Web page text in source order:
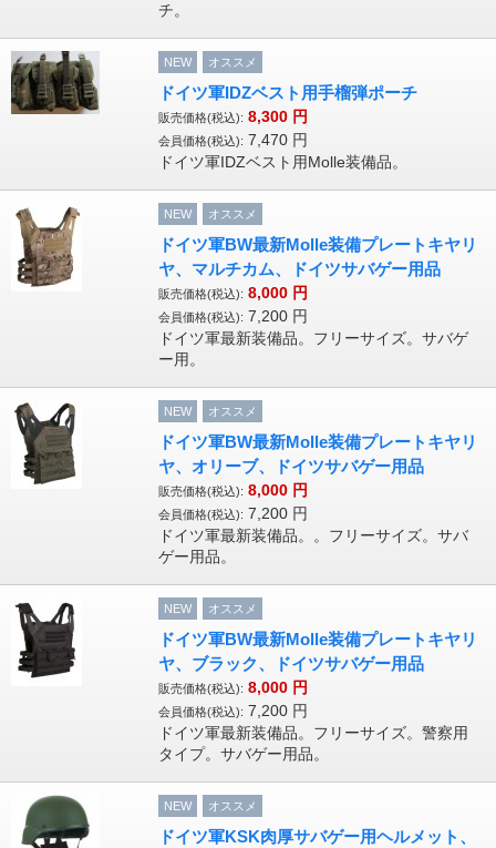
チ。
NEW オススメ
ドイツ軍IDZベスト用手榴弾ポーチ
販売価格(税込): 8,300 円
会員価格(税込): 7,470 円
ドイツ軍IDZベスト用Molle装備品。
NEW オススメ
ドイツ軍BW最新Molle装備プレートキヤリ
ヤ、マルチカム、ドイツサバゲー用品
販売価格(税込): 8,000 円
会員価格(税込): 7,200 円
ドイツ軍最新装備品。フリーサイズ。サバゲ
ー用。
NEW オススメ
ドイツ軍BW最新Molle装備プレートキヤリ
ヤ、オリーブ、ドイツサバゲー用品
販売価格(税込): 8,000 円
会員価格(税込): 7,200 円
ドイツ軍最新装備品。。フリーサイズ。サバ
ゲー用品。
NEW オススメ
ドイツ軍BW最新Molle装備プレートキヤリ
ヤ、ブラック、ドイツサバゲー用品
販売価格(税込): 8,000 円
会員価格(税込): 7,200 円
ドイツ軍最新装備品。フリーサイズ。警察用
タイプ。サバゲー用品。
NEW オススメ
ドイツ軍KSK肉厚サバゲー用ヘルメット、